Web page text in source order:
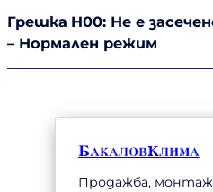
Грешка H00: Не е
– Нормален режим
БакаловКлима
Продажба, монтаж